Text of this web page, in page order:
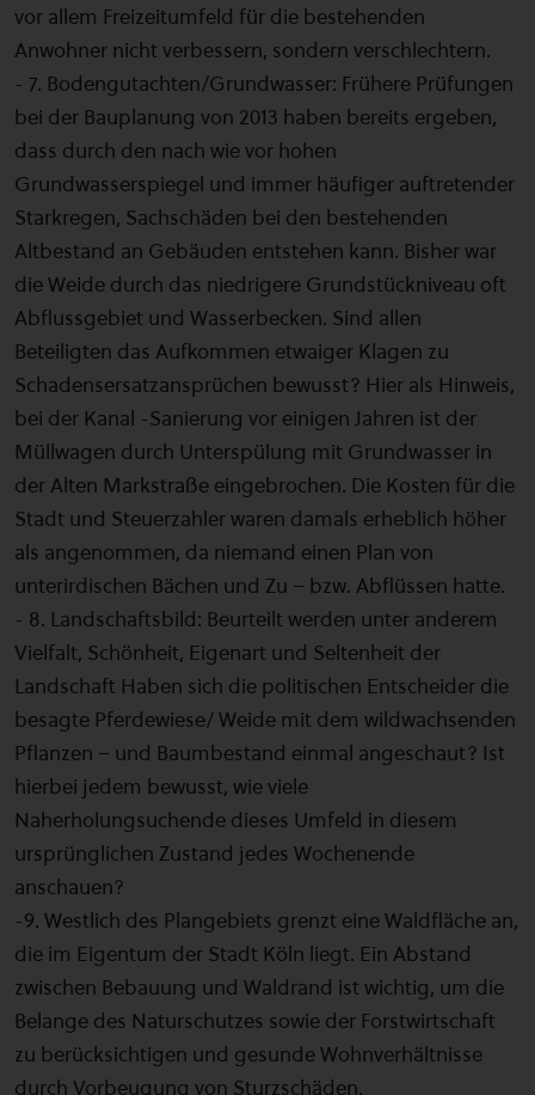
vor allem Freizeitumfeld für die bestehenden
Anwohner nicht verbessern, sondern verschlechtern.
- 7. Bodengutachten/Grundwasser: Frühere Prüfungen
bei der Bauplanung von 2013 haben bereits ergeben,
dass durch den nach wie vor hohen
Grundwasserspiegel und immer häufiger auftretender
Starkregen, Sachschäden bei den bestehenden
Altbestand an Gebäuden entstehen kann. Bisher war
die Weide durch das niedrigere Grundstückniveau oft
Abflussgebiet und Wasserbecken. Sind allen
Beteiligten das Aufkommen etwaiger Klagen zu
Schadensersatzansprüchen bewusst? Hier als Hinweis,
bei der Kanal -Sanierung vor einigen Jahren ist der
Müllwagen durch Unterspülung mit Grundwasser in
der Alten Markstraße eingebrochen. Die Kosten für die
Stadt und Steuerzahler waren damals erheblich höher
als angenommen, da niemand einen Plan von
unterirdischen Bächen und Zu – bzw. Abflüssen hatte.
- 8. Landschaftsbild: Beurteilt werden unter anderem
Vielfalt, Schönheit, Eigenart und Seltenheit der
Landschaft Haben sich die politischen Entscheider die
besagte Pferdewiese/ Weide mit dem wildwachsenden
Pflanzen – und Baumbestand einmal angeschaut? Ist
hierbei jedem bewusst, wie viele
Naherholungsuchende dieses Umfeld in diesem
ursprünglichen Zustand jedes Wochenende
anschauen?
-9. Westlich des Plangebiets grenzt eine Waldfläche an,
die im Eigentum der Stadt Köln liegt. Ein Abstand
zwischen Bebauung und Waldrand ist wichtig, um die
Belange des Naturschutzes sowie der Forstwirtschaft
zu berücksichtigen und gesunde Wohnverhältnisse
durch Vorbeugung von Sturzschäden,